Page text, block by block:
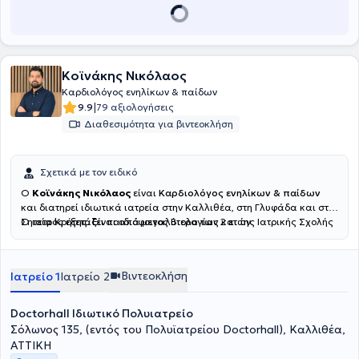
Κοϊνάκης Νικόλαος
Καρδιολόγος ενηλίκων & παίδων
9.9|79 αξιολογήσεις
Διαθεσιμότητα για βιντεοκλήση
Σχετικά με τον ειδικό
Ο Κοϊνάκης Νικόλαος είναι Καρδιολόγος ενηλίκων & παίδων
και διατηρεί ιδιωτικά ιατρεία στην Καλλιθέα, στη Γλυφάδα και στη
Σητεία Κρήτης. Είναι απόφοιτος Βιολογίας και της Ιατρικής Σχολής
Νοσοκομείο "Ασκληπιείο" Βούλας. Κατά τη διάρκεια της
Νοσοκομείο Παίδων "Η Αγία Σοφία". Μετεκπαιδεύτηκε στις νεότερες
τεχνικές υπερήχων (stress echo, διοισοφάγειο
υπερηχοκαρδιογράφημα) στο Γενικό Νοσοκομείο Κρήτης
"Βενιζέλειο". Στο ιατρείο διενεργούνται ηλεκτροκαρδιογράφημα,
triplex καρδιάς, Holter πιέσεως, Holter ρυθμού (24 και 48 ωρών),
stress echo, προαθλητικός έλεγχος, συνταγογράφηση φαρμάκων
Ο ιατρός εξετάζει παιδιά μεγαλύτερα των 2 ετών.
Ιατρείο 1Ιατρείο 2 Βιντεοκλήση
Doctorhall Ιδιωτικό Πολυιατρείο
Σόλωνος 135, (εντός του Πολυϊατρείου Doctorhall), Καλλιθέα,
ΑΤΤΙΚΗ